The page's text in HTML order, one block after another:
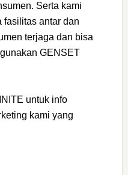
Serta kami
fasilitas antar dan
terjaga dan bisa
GENSET
untuk info
kami yang